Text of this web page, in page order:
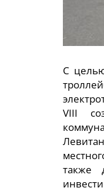
С
VIII
также